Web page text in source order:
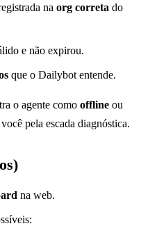
na org correta do
e não expirou.
que o Dailybot entende.
o agente como offline ou
pela escada diagnóstica.
na web.